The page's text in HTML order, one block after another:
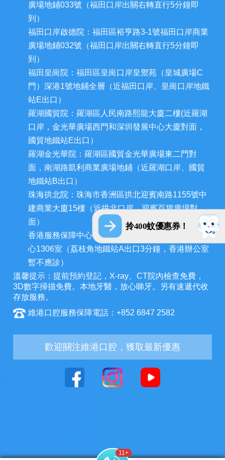
拎400蚊優惠券！
廣場地鋪033號（福田口岸出關右轉直行5分鐘即
到）
福田口岸啟德院：福田區裕亨路3-1號福田口岸商業
廣場地鋪032號（福田口岸出關右轉直行5分鐘即
到）
福田皇崗院：福田區皇崗口岸皇禦苑（皇城廣場C
門）深港1號地鋪全層（近福田口岸、皇崗口岸地鐵
站E出口）
羅湖國貿院：羅湖區人民南路熙龍大廈二樓(近羅湖
口岸，金光華廣場西門和深圳發展中心大廈對面，
國貿地鐵站E出口）
羅湖金光華院：羅湖區國貿金光華廣場東二門對
面，南湖路凱利商業廣場地鋪（近羅湖口岸、國貿
地鐵站B出口）
珠海拱北院：珠海市香洲區拱北迎賓南路1155號中
建商業大廈15樓（近拱北口岸，迎賓百貨廣場對
面）
香港服務保障中心：九龍荔枝角長裕街11號定豐中
心1306室（荔枝角地鐵站A出口3分鐘，香港辦公室
暫不應診）
溫馨提示：提前預約登記，X-ray、CT院內檢查免費，
3D數字掃描免費。本地牙醫，放心睇牙。另有速遞代收
存放服務。
維港口腔服務保障電話：+852 6847 2582
歡迎關注維港口腔，獲取最新優惠
5 +